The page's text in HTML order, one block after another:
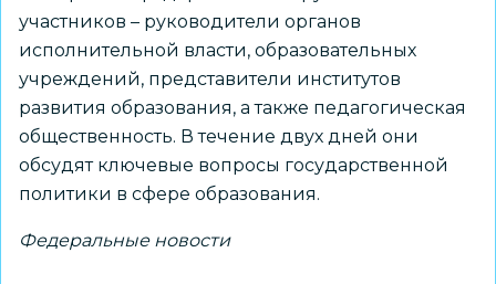
участников – руководители органов
исполнительной власти, образовательных
учреждений, представители институтов
развития образования, а также педагогическая
общественность. В течение двух дней они
обсудят ключевые вопросы государственной
политики в сфере образования.
Федеральные новости